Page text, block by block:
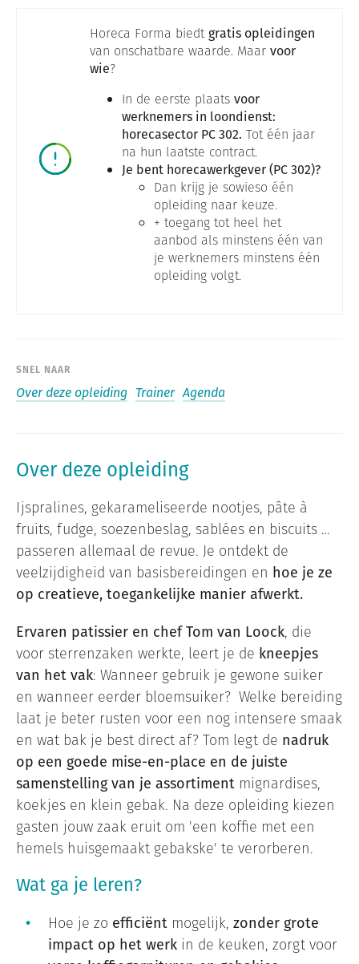
Horeca Forma biedtgratis opleidingen
van onschatbare waarde. Maar voor
wie?
In de eerste plaats voor
werknemers in loondienst:
horecasector PC 302. Tot één jaar
na hun laatste contract.
Je bent horecawerkgever (PC 302)?
Dan krijg je sowieso één
opleiding naar keuze.
+ toegang tot heel het
aanbod als minstens één van
je werknemers minstens één
opleiding volgt.
SNEL NAAR
Over deze opleiding Trainer Agenda
Over deze opleiding
Ijspralines, gekarameliseerde nootjes, pâte à
fruits, fudge, soezenbeslag, sablées en biscuits …
passeren allemaal de revue. Je ontdekt de
veelzijdigheid van basisbereidingen en hoe je ze
op creatieve, toegankelijke manier afwerkt.
Ervaren patissier en chef Tom van Loock, die
voor sterrenzaken werkte, leert je de kneepjes
van het vak: Wanneer gebruik je gewone suiker
en wanneer eerder bloemsuiker? Welke bereiding
laat je beter rusten voor een nog intensere smaak
en wat bak je best direct af? Tom legt de nadruk
op een goede mise-en-place en de juiste
samenstelling van je assortiment mignardises,
koekjes en klein gebak. Na deze opleiding kiezen
gasten jouw zaak eruit om 'een koffie met een
hemels huisgemaakt gebakske' te verorberen.
Wat ga je leren?
Hoe je zo efficiënt mogelijk, zonder grote
impact op het werk in de keuken, zorgt voor